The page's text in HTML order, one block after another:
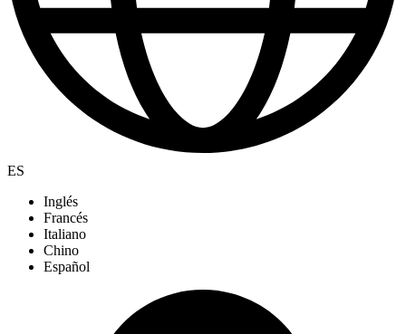
ES
Inglés
Francés
Italiano
Chino
Español